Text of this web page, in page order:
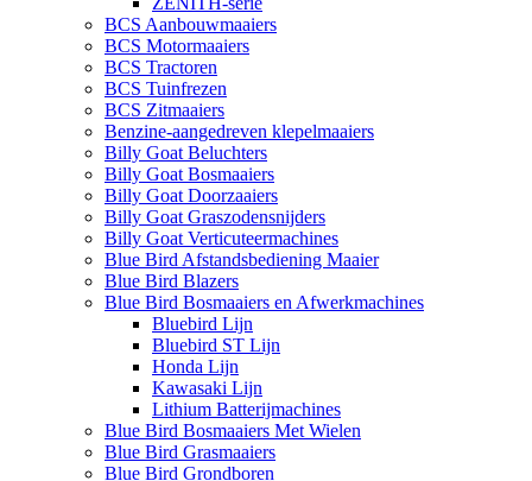
BCS Aanbouwmaaiers
BCS Motormaaiers
BCS Tractoren
BCS Tuinfrezen
BCS Zitmaaiers
Benzine-aangedreven klepelmaaiers
Billy Goat Beluchters
Billy Goat Bosmaaiers
Billy Goat Doorzaaiers
Billy Goat Graszodensnijders
Billy Goat Verticuteermachines
Blue Bird Afstandsbediening Maaier
Blue Bird Blazers
Blue Bird Bosmaaiers en Afwerkmachines
Bluebird Lijn
Bluebird ST Lijn
Honda Lijn
Kawasaki Lijn
Lithium Batterijmachines
Blue Bird Bosmaaiers Met Wielen
Blue Bird Grasmaaiers
Blue Bird Grondboren